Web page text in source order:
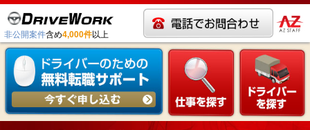
非公開案件含め4,000件以上